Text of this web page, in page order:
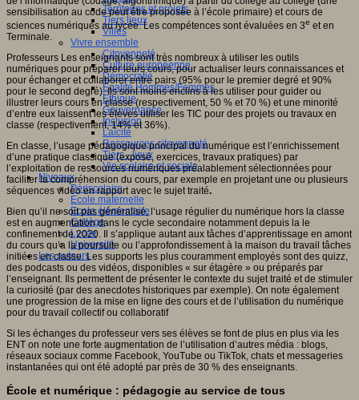
Territoires et projets
Tiers lieux
Villes
Vivre ensemble
Citoyenneté
Culture européenne
Démocratie
Egalité Hommes/Femmes
Ethique
Gouvernance
Inclusion
Laïcité
Ressources citoyenneté
Tiers - lieux
Vie scolaire et sociale
Niveaux
Périscolaire
Ecole maternelle
Ecole élémentaire
Collège
Lycée
Université
Les auteurs
sensibilisation au code peut être proposée à l’école primaire) et cours de
sciences numériques au lycée. Les compétences sont évaluées en 3e et en
Terminale.
Professeurs Les enseignants sont très nombreux à utiliser les outils
numériques pour préparer leurs cours, pour actualiser leurs connaissances et
pour échanger et collaborer entre pairs (95% pour le premier degré et 90%
pour le second degré). Ils sont moins enclins à les utiliser pour guider ou
illustrer leurs cours en classe (respectivement, 50 % et 70 %) et une minorité
d’entre eux laissent les élèves utiliser les TIC pour des projets ou travaux en
classe (respectivement, 14% et 36%).
En classe, l’usage pédagogique principal du numérique est l’enrichissement
d’une pratique classique (exposé, exercices, travaux pratiques) par
l’exploitation de ressources numériques préalablement sélectionnées pour
faciliter la compréhension du cours, par exemple en projetant une ou plusieurs
séquences vidéo en rapport avec le sujet traité.
Bien qu’il ne soit pas généralisé, l’usage régulier du numérique hors la classe
est en augmentation dans le cycle secondaire notamment depuis la le
confinement de 2020. Il s’applique autant aux tâches d’apprentissage en amont
du cours qu’a la poursuite ou l’approfondissement à la maison du travail tâches
initiées en classe. Les supports les plus couramment employés sont des quizz,
des podcasts ou des vidéos, disponibles « sur étagère » ou préparés par
l’enseignant. Ils permettent de présenter le contexte du sujet traité et de stimuler
la curiosité (par des anecdotes historiques par exemple). On note également
une progression de la mise en ligne des cours et de l’utilisation du numérique
pour du travail collectif ou collaboratif
Si les échanges du professeur vers ses élèves se font de plus en plus via les
ENT on note une forte augmentation de l’utilisation d’autres média : blogs,
réseaux sociaux comme Facebook, YouTube ou TikTok, chats et messageries
instantanées qui ont été adopté par près de 30 % des enseignants.
École et numérique : pédagogie au service de tous